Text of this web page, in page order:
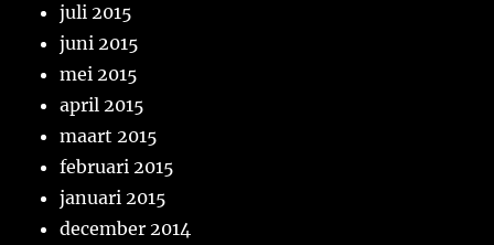
juli 2015
juni 2015
mei 2015
april 2015
maart 2015
februari 2015
januari 2015
december 2014